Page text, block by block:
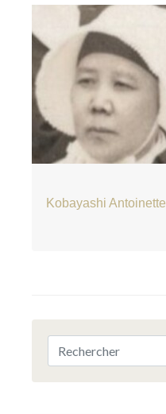
Kobayashi Antoinette